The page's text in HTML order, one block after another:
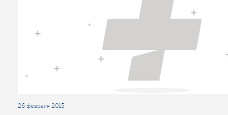
26 февраля 2015